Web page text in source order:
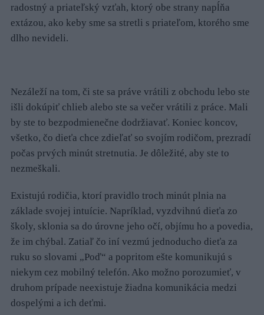
radostný a priateľský vzťah, ktorý obe strany napĺňa
extázou, ako keby sme sa stretli s priateľom, ktorého sme
dlho nevideli.
Nezáleží na tom, či ste sa práve vrátili z obchodu lebo ste
išli dokúpiť chlieb alebo ste sa večer vrátili z práce. Mali
by ste to bezpodmienečne dodržiavať. Koniec koncov,
všetko, čo dieťa chce zdieľať so svojím rodičom, prezradí
počas prvých minút stretnutia. Je dôležité, aby ste to
nezmeškali.
Existujú rodičia, ktorí pravidlo troch minút plnia na
základe svojej intuície. Napríklad, vyzdvihnú dieťa zo
školy, sklonia sa do úrovne jeho očí, objímu ho a povedia,
že im chýbal. Zatiaľ čo iní vezmú jednoducho dieťa za
ruku so slovami „Poď“ a popritom ešte komunikujú s
niekym cez mobilný telefón. Ako možno porozumieť, v
druhom prípade neexistuje žiadna komunikácia medzi
dospelými a ich deťmi.